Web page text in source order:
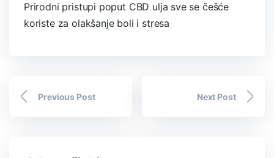
Prirodni pristupi poput CBD ulja sve se češće
koriste za olakšanje boli i stresa
Previous Post Next Post